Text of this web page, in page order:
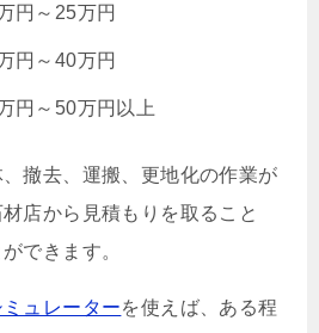
円～25万円
円～40万円
円～50万円以上
撤去、運搬、更地化の作業が
店から見積もりを取ること
できます。
ュレーターを使えば、ある程